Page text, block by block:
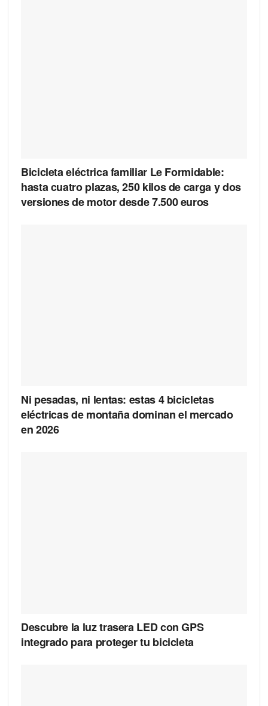
Bicicleta eléctrica familiar Le Formidable:
hasta cuatro plazas, 250 kilos de carga y dos
versiones de motor desde 7.500 euros
Ni pesadas, ni lentas: estas 4 bicicletas
eléctricas de montaña dominan el mercado
en 2026
Descubre la luz trasera LED con GPS
integrado para proteger tu bicicleta